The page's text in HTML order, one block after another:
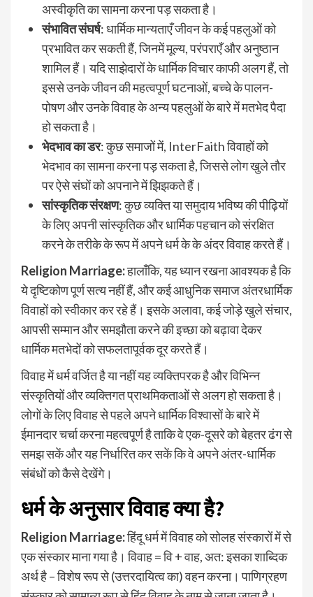
अस्वीकृति का सामना करना पड़ सकता है।
संभावित संघर्ष: धार्मिक मान्यताएँ जीवन के कई पहलुओं को
प्रभावित कर सकती हैं, जिनमें मूल्य, परंपराएँ और अनुष्ठान
शामिल हैं। यदि साझेदारों के धार्मिक विचार काफी अलग हैं, तो
इससे उनके जीवन की महत्वपूर्ण घटनाओं, बच्चे के पालन-
पोषण और उनके विवाह के अन्य पहलुओं के बारे में मतभेद पैदा
हो सकता है।
भेदभाव का डर: कुछ समाजों में, InterFaith विवाहों को
भेदभाव का सामना करना पड़ सकता है, जिससे लोग खुले तौर
पर ऐसे संघों को अपनाने में झिझकते हैं।
सांस्कृतिक संरक्षण: कुछ व्यक्ति या समुदाय भविष्य की पीढ़ियों
के लिए अपनी सांस्कृतिक और धार्मिक पहचान को संरक्षित
करने के तरीके के रूप में अपने धर्म के के अंदर विवाह करते हैं।
Religion Marriage:हालाँकि, यह ध्यान रखना आवश्यक है कि
ये दृष्टिकोण पूर्ण सत्य नहीं हैं, और कई आधुनिक समाज अंतरधार्मिक
विवाहों को स्वीकार कर रहे हैं। इसके अलावा, कई जोड़े खुले संचार,
आपसी सम्मान और समझौता करने की इच्छा को बढ़ावा देकर
धार्मिक मतभेदों को सफलतापूर्वक दूर करते हैं।
विवाह में धर्म वर्जित है या नहीं यह व्यक्तिपरक है और विभिन्न
संस्कृतियों और व्यक्तिगत प्राथमिकताओं से अलग हो सकता है।
लोगों के लिए विवाह से पहले अपने धार्मिक विश्वासों के बारे में
ईमानदार चर्चा करना महत्वपूर्ण है ताकि वे एक-दूसरे को बेहतर ढंग से
समझ सकें और यह निर्धारित कर सकें कि वे अपने अंतर-धार्मिक
संबंधों को कैसे देखेंगे।
धर्म के अनुसार विवाह क्या है?
Religion Marriage:हिंदू धर्म में विवाह को सोलह संस्कारों में से
एक संस्कार माना गया है। विवाह = वि + वाह, अत: इसका शाब्दिक
अर्थ है – विशेष रूप से (उत्तरदायित्व का) वहन करना। पाणिग्रहण